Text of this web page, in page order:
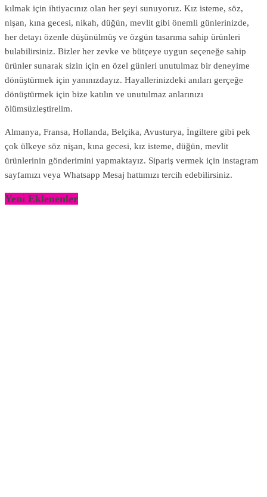
kılmak için ihtiyacınız olan her şeyi sunuyoruz. Kız isteme, söz,
nişan, kına gecesi, nikah, düğün, mevlit gibi önemli günlerinizde,
her detayı özenle düşünülmüş ve özgün tasarıma sahip ürünleri
bulabilirsiniz. Bizler her zevke ve bütçeye uygun seçeneğe sahip
ürünler sunarak sizin için en özel günleri unutulmaz bir deneyime
dönüştürmek için yanınızdayız. Hayallerinizdeki anıları gerçeğe
dönüştürmek için bize katılın ve unutulmaz anlarınızı
ölümsüzleştirelim.
Almanya, Fransa, Hollanda, Belçika, Avusturya, İngiltere gibi pek
çok ülkeye söz nişan, kına gecesi, kız isteme, düğün, mevlit
ürünlerinin gönderimini yapmaktayız. Sipariş vermek için instagram
sayfamızı veya Whatsapp Mesaj hattımızı tercih edebilirsiniz.
Yeni Eklenenler